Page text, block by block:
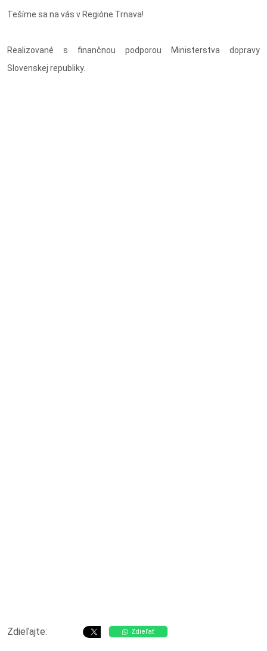
Tešíme sa na vás v Regióne Trnava!
Realizované s finančnou podporou Ministerstva dopravy
Slovenskej republiky.
Zdieľajte: Zdieľať